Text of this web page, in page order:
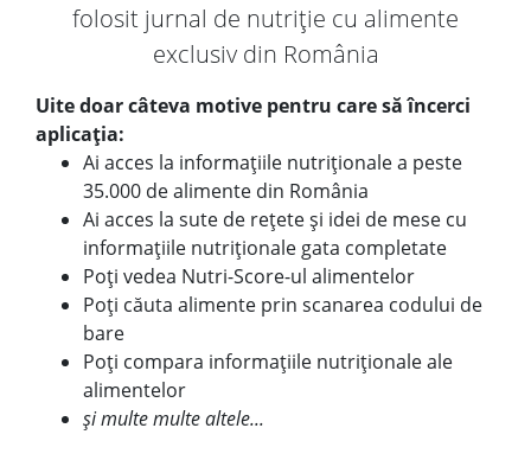
folosit jurnal de nutriție cu alimente
exclusiv din România
Uite doar câteva motive pentru care să încerci
aplicația:
Ai acces la informațiile nutriționale a peste
35.000 de alimente din România
Ai acces la sute de rețete și idei de mese cu
informațiile nutriționale gata completate
Poți vedea Nutri-Score-ul alimentelor
Poți căuta alimente prin scanarea codului de
bare
Poți compara informațiile nutriționale ale
alimentelor
și multe multe altele...